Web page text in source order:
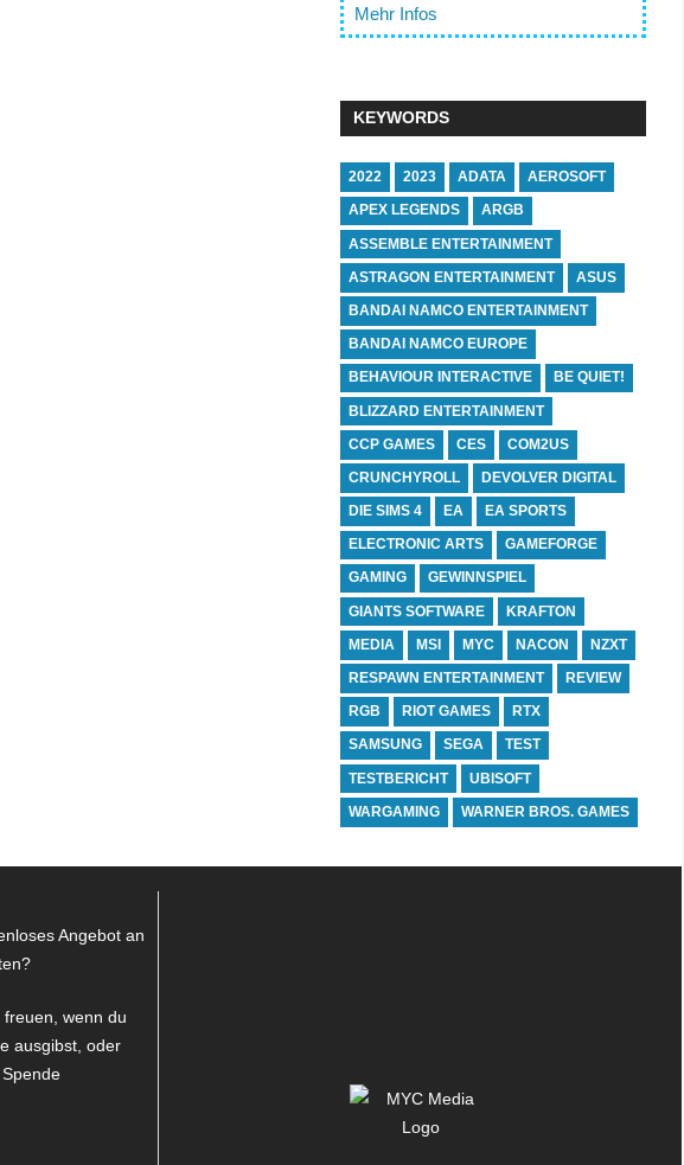
Mehr Infos
KEYWORDS
2022 2023 ADATA AEROSOFT
APEX LEGENDS ARGB
ASSEMBLE ENTERTAINMENT
ASTRAGON ENTERTAINMENT ASUS
BANDAI NAMCO ENTERTAINMENT
BANDAI NAMCO EUROPE
BEHAVIOUR INTERACTIVE BE QUIET!
BLIZZARD ENTERTAINMENT
CCP GAMES CES COM2US
CRUNCHYROLL DEVOLVER DIGITAL
DIE SIMS 4 EA EA SPORTS
ELECTRONIC ARTS GAMEFORGE
GAMING GEWINNSPIEL
GIANTS SOFTWARE KRAFTON
MEDIA MSI MYC NACON NZXT
RESPAWN ENTERTAINMENT REVIEW
RGB RIOT GAMES RTX
SAMSUNG SEGA TEST
TESTBERICHT UBISOFT
WARGAMING WARNER BROS. GAMES
Angebot an
wenn du
ausgibst, oder